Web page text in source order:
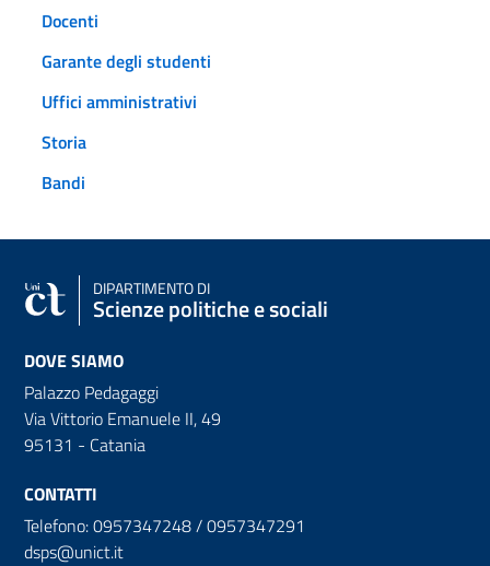
Docenti
Garante degli studenti
Uffici amministrativi
Storia
Bandi
DIPARTIMENTO DI
Scienze politiche e sociali
DOVE SIAMO
Palazzo Pedagaggi
Via Vittorio Emanuele II, 49
95131 - Catania
CONTATTI
Telefono: 0957347248 / 0957347291
dsps@unict.it